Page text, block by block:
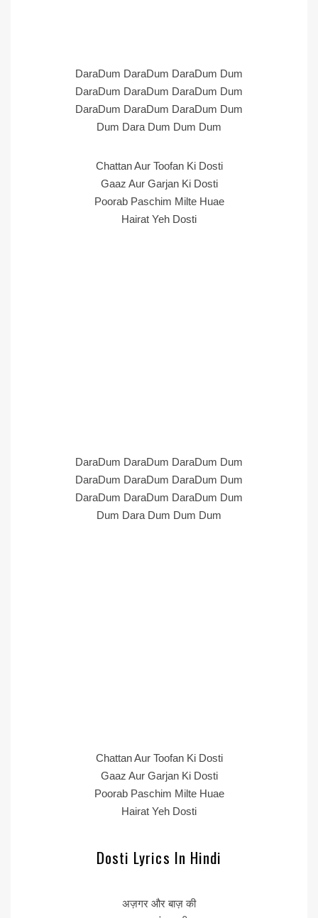
DaraDum DaraDum DaraDum Dum
DaraDum DaraDum DaraDum Dum
DaraDum DaraDum DaraDum Dum
Dum Dara Dum Dum Dum
Chattan Aur Toofan Ki Dosti
Gaaz Aur Garjan Ki Dosti
Poorab Paschim Milte Huae
Hairat Yeh Dosti
DaraDum DaraDum DaraDum Dum
DaraDum DaraDum DaraDum Dum
DaraDum DaraDum DaraDum Dum
Dum Dara Dum Dum Dum
Chattan Aur Toofan Ki Dosti
Gaaz Aur Garjan Ki Dosti
Poorab Paschim Milte Huae
Hairat Yeh Dosti
Dosti Lyrics In Hindi
अज़गर और बाज़ की